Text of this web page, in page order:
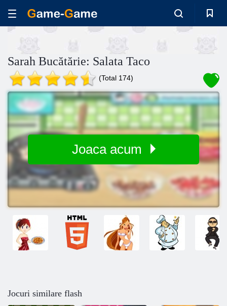
Sarah Bucătărie: Salata Taco
(Total 174)
Joaca acum
Jocuri similare flash